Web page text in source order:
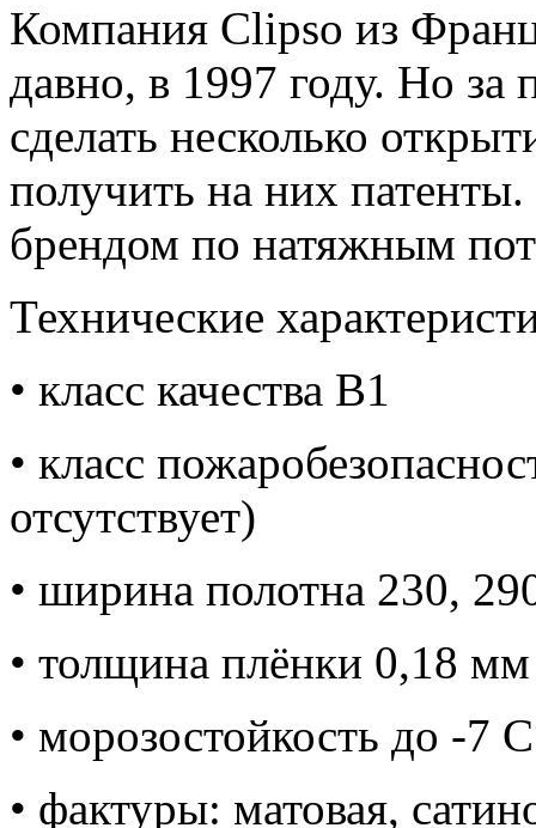
Компания Clipso из
давно, в 1997 году. Но
сделать несколько
получить на них
брендом по натяжным
Технические
• класс качества В1
• класс
отсутствует)
• ширина полотна 230,
• толщина плёнки 0,18 мм
• морозостойкость до -7
• фактуры: матовая,